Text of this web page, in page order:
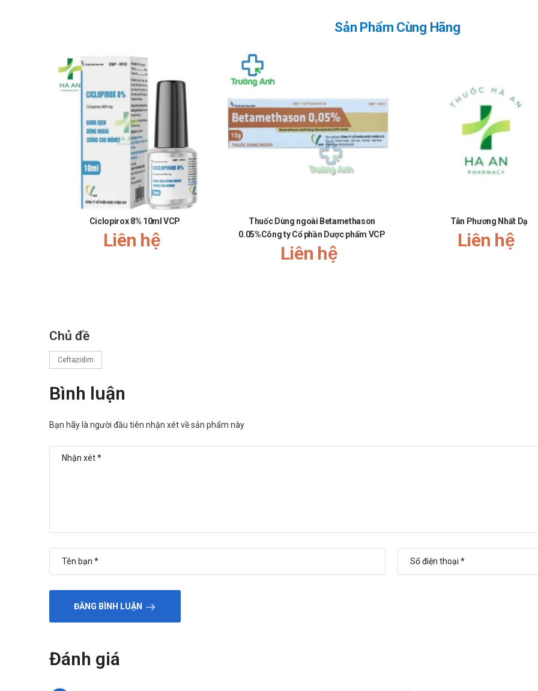
Sản Phẩm Cùng Hãng
Ciclopirox 8% 10ml VCP
Liên hệ
Thuốc Dùng ngoài Betamethason
0.05%Công ty Cổ phần Dược phẩm VCP
Liên hệ
Tân Phương Nhất Dạ
Liên hệ
Chủ đề
Ceftazidim
Bình luận
Bạn hãy là người đầu tiên nhận xét về sản phẩm này
ĐĂNG BÌNH LUẬN
Đánh giá